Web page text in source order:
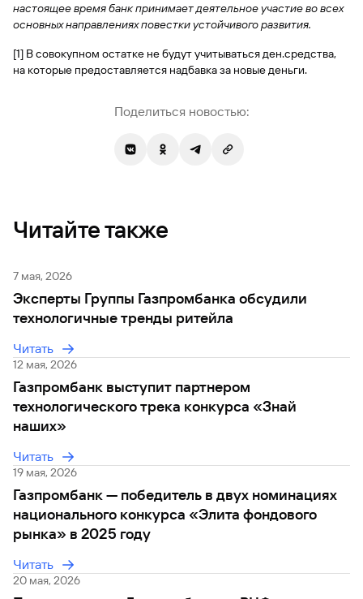
Федеральный
закон №115-
Как не
Оформить
страхование
Оператор
электронных
средств
Быстрый
поиск
по
сайту
Вклады
Вклады
Брокер-
клиент
Дистанционные
сервисы
курсов
Быстрый
по
сайту
Вклады
обслуживания
юридических
Документы
сайту
настоящее время банк принимает деятельное участие во всех
основных направленияхповестки устойчивого развития.
[1] В совокупном остатке не будут учитываться ден.средства,
на которые предоставляется надбавка за новые деньги.
Поделиться новостью:
Читайте также
7 мая, 2026
Эксперты Группы Газпромбанка обсудили
технологичные тренды ритейла
Читать
12 мая, 2026
Газпромбанк выступит партнером
технологического трека конкурса «Знай
наших»
Читать
19 мая, 2026
Газпромбанк — победитель в двух номинациях
национального конкурса «Элита фондового
рынка» в 2025 году
Читать
20 мая, 2026